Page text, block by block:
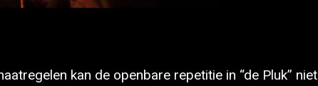
kan de openbare repetitie in “de Pluk” niet